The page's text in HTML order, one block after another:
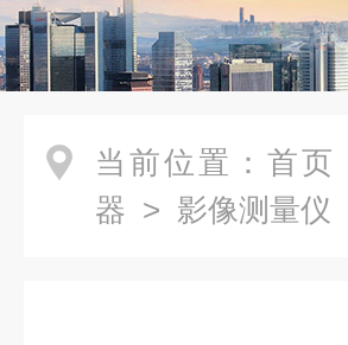
当前位置： 首页
器 > 影像测量仪